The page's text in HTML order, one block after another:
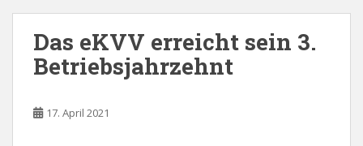
Das eKVV erreicht sein 3.
Betriebsjahrzehnt
17. April 2021